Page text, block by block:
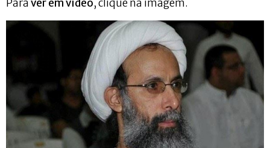
Paraver em vídeo, clique na imagem.